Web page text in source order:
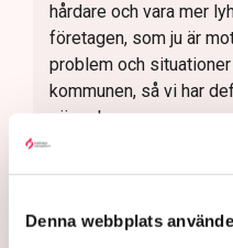
Denna webbplats
hårdare och vara mer
företagen, som ju är
problem och situationer
kommunen, så vi har
säger han.
Johan Gustafsson,
Näringsliv i
– Kommunen har höjt